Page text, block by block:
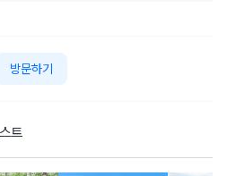
방문하기
트